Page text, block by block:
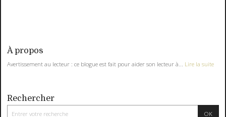
À propos
Avertissement au lecteur : ce blogue est fait pour aider son lecteur à... Lire la suite
Rechercher